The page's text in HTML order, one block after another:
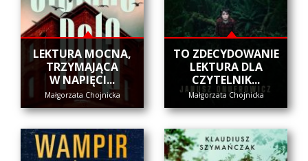
​LEKTURA MOCNA,
TRZYMAJĄCA
W NAPIĘCI...
Małgorzata Chojnicka
​TO ZDECYDOWANIE
LEKTURA DLA
CZYTELNIK...
Małgorzata Chojnicka